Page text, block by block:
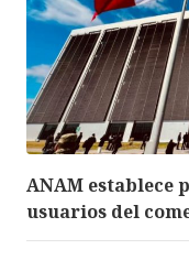
ANAM establece
usuarios del